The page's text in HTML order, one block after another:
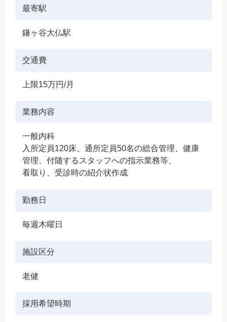
最寄駅
鎌ヶ谷大仏駅
交通費
上限15万円/月
業務内容
一般内科
入所定員120床、通所定員50名の総合管理、健康
管理、付随するスタッフへの指示業務等、
看取り、受診時の紹介状作成
勤務日
毎週木曜日
施設区分
老健
採用希望時期